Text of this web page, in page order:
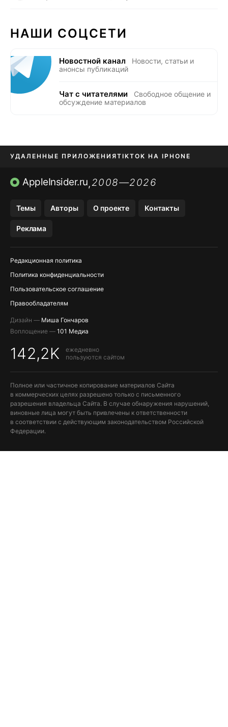
НАШИ СОЦСЕТИ
Новостной канал
Новости, статьи и
анонсы публикаций
Чат с читателями
Свободное общение и
обсуждение материалов
УДАЛЕННЫЕ ПРИЛОЖЕНИЯTIKTOK НА IPHONE
ПРИЛОЖЕНИЯ БЕЗ APP STORE
AppleInsider.ru,2008—2026
Темы Авторы О проекте Контакты
Реклама
Редакционная политика
Политика конфиденциальности
Пользовательское соглашение
Правообладателям
Дизайн — Миша Гончаров
Воплощение — 101 Медиа
142,2K
ежедневно
пользуются сайтом
Полное или частичное копирование материалов Сайта
в коммерческих целях разрешено только с письменного
разрешения владельца Сайта. В случае обнаружения нарушений,
виновные лица могут быть привлечены к ответственности
в соответствии с действующим законодательством Российской
Федерации.